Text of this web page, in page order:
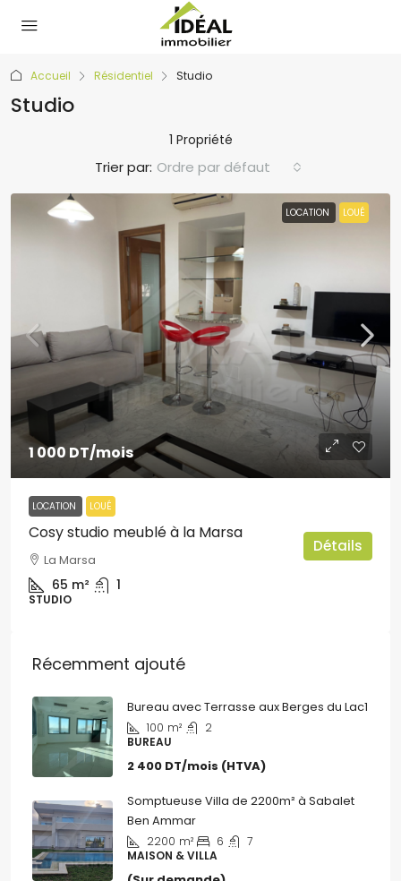
Accueil Résidentiel Studio
Studio
1 Propriété
Trier par: Ordre par défaut
LOCATION LOUÉ
1 000 DT/mois
LOCATION LOUÉ
Cosy studio meublé à la Marsa
La Marsa
65 m² 1
STUDIO
Détails
Récemment ajouté
Bureau avec Terrasse aux Berges du Lac1
100 m²
2
BUREAU
2 400 DT/mois (HTVA)
Somptueuse Villa de 2200m² à Sabalet
Ben Ammar
2200 m² 6
7
MAISON & VILLA